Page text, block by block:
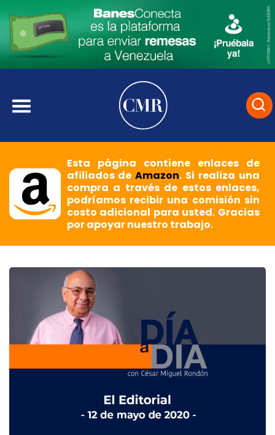
Esta página contiene enlaces de
afiliados deAmazon. Si realiza una
compra a través de estos enlaces,
podríamos recibir una comisión sin
costo adicional para usted. Gracias
por apoyar nuestro trabajo.